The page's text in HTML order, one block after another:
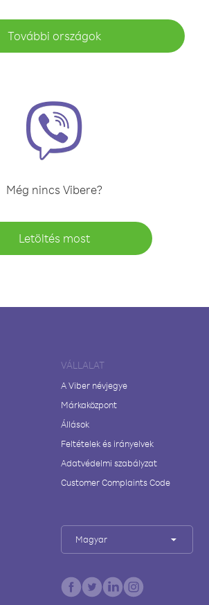
További országok
Még nincs Vibere?
Letöltés most
VÁLLALAT
A Viber névjegye
Márkaközpont
Állások
Feltételek és irányelvek
Adatvédelmi szabályzat
Customer Complaints Code
Magyar